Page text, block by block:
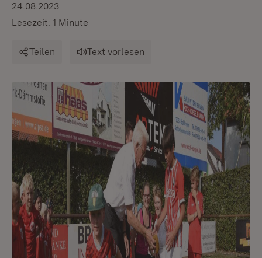
24.08.2023
Lesezeit: 1 Minute
Teilen Text vorlesen